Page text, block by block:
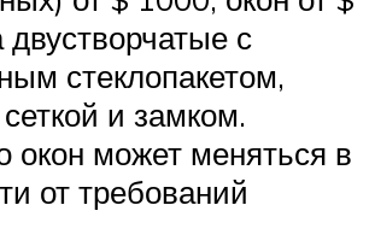
с
стеклопакетом,
и замком.
окон может меняться в
от требований